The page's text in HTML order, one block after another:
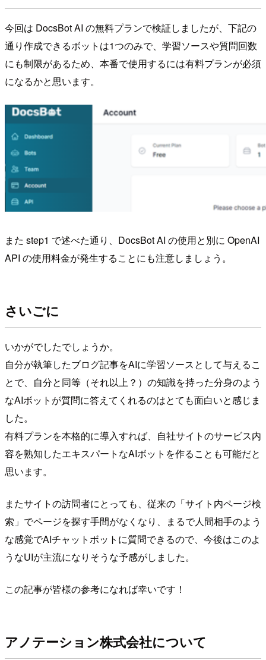
今回は DocsBot AI の無料プランで検証しましたが、下記の
通り作成できるボットは1つのみで、学習ソースや質問回数
にも制限があるため、本番で使用するには有料プランが必須
になるかと思います。
また step1 で述べた通り、DocsBot AI の使用と別に OpenAI
API の使用料金が発生することにも注意しましょう。
さいごに
いかがでしたでしょうか。
自分が執筆したブログ記事をAIに学習ソースとして与えるこ
とで、自分と同等（それ以上？）の知識を持った分身のよう
なAIボットが質問に答えてくれるのはとても面白いと感じま
した。
有料プランを本格的に導入すれば、自社サイトのサービス内
容を熟知したエキスパートなAIボットを作ることも可能だと
思います。
またサイトの訪問者にとっても、従来の「サイト内ページ検
索」でページを探す手間がなくなり、まるで人間相手のよう
な感覚でAIチャットボットに質問できるので、今後はこのよ
うなUIが主流になりそうな予感がしました。
この記事が皆様の参考になれば幸いです！
アノテーション株式会社について